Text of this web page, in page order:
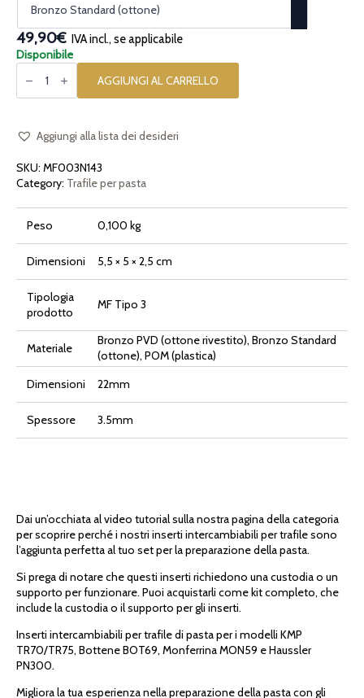
49,90€ IVA incl., se applicabile
Disponibile
Inserto
per
pasta
Cresta
Liscia
quantità
AGGIUNGI AL CARRELLO
Aggiungi alla lista dei desideri
SKU: MF003N143
Category: Trafile per pasta
Peso 0,100 kg
Dimensioni 5,5 × 5 × 2,5 cm
Tipologia
prodotto
MF Tipo 3
Materiale
Bronzo PVD (ottone rivestito), Bronzo Standard
(ottone), POM (plastica)
Dimensioni
22mm
Spessore 3.5mm
Dai un’occhiata al video tutorial sulla nostra pagina della categoria
per scoprire perché i nostri inserti intercambiabili per trafile sono
l’aggiunta perfetta al tuo set per la preparazione della pasta.
Si prega di notare che questi inserti richiedono una custodia o un
supporto per funzionare. Puoi acquistarli come kit completo, che
include la custodia o il supporto per gli inserti.
Inserti intercambiabili per trafile di pasta per i modelli KMP
TR70/TR75, Bottene BOT69, Monferrina MON59 e Haussler
PN300.
Migliora la tua esperienza nella preparazione della pasta con gli